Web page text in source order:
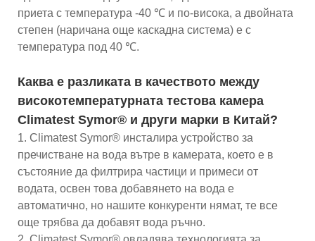
приета с температура -40 ℃ и по-висока, а двойната
степен (наричана още каскадна система) е с
температура под 40 ℃.
Каква е разликата в качеството между
високотемпературната тестова камера
Climatest Symor® и други марки в Китай?
1. Climatest Symor® инсталира устройство за
пречистване на вода вътре в камерата, което е в
състояние да филтрира частици и примеси от
водата, освен това добавянето на вода е
автоматично, но нашите конкуренти нямат, те все
още трябва да добавят вода ръчно.